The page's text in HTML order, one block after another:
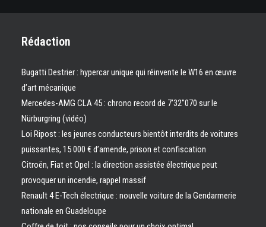
Rédaction
Bugatti Destrier : hypercar unique qui réinvente le W16 en œuvre
d’art mécanique
Mercedes-AMG CLA 45 : chrono record de 7’32″070 sur le
Nürburgring (vidéo)
Loi Ripost : les jeunes conducteurs bientôt interdits de voitures
puissantes, 15 000 € d’amende, prison et confiscation
Citroën, Fiat et Opel : la direction assistée électrique peut
provoquer un incendie, rappel massif
Renault 4 E-Tech électrique : nouvelle voiture de la Gendarmerie
nationale en Guadeloupe